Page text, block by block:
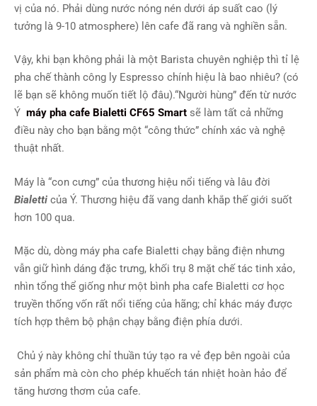
vị của nó. Phải dùng nước nóng nén dưới áp suất cao (lý
tưởng là 9-10 atmosphere) lên cafe đã rang và nghiền sẵn.
Vậy, khi bạn không phải là một Barista chuyên nghiệp thì tỉ lệ
pha chế thành công ly Espresso chính hiệu là bao nhiêu? (có
lẽ bạn sẽ không muốn tiết lộ đâu).“Người hùng” đến từ nước
Ý máy pha cafe Bialetti CF65 Smart sẽ làm tất cả những
điều này cho bạn bằng một “công thức” chính xác và nghệ
thuật nhất.
Máy là “con cưng” của thương hiệu nổi tiếng và lâu đời
Bialetti của Ý. Thương hiệu đã vang danh khắp thế giới suốt
hơn 100 qua.
Mặc dù, dòng máy pha cafe Bialetti chạy bằng điện nhưng
vẫn giữ hình dáng đặc trưng, khối trụ 8 mặt chế tác tinh xảo,
nhìn tổng thể giống như một bình pha cafe Bialetti cơ học
truyền thống vốn rất nổi tiếng của hãng; chỉ khác máy được
tích hợp thêm bộ phận chạy bằng điện phía dưới.
Chủ ý này không chỉ thuần túy tạo ra vẻ đẹp bên ngoài của
sản phẩm mà còn cho phép khuếch tán nhiệt hoàn hảo để
tăng hương thơm của cafe.